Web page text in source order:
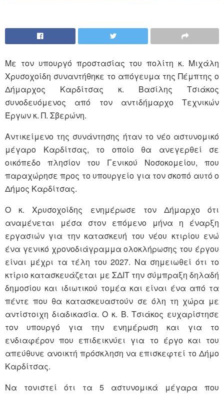
Με τον υπουργό προστασίας του πολίτη κ. Μιχάλη
Χρυσοχοίδη συναντήθηκε το απόγευμα της Πέμπτης ο
Δήμαρχος Καρδίτσας κ. Βασίλης Τσιάκος
συνοδευόμενος από τον αντιδήμαρχο Τεχνικών
Έργων κ. Π. Σβερώνη.
Αντικείμενο της συνάντησης ήταν το νέο αστυνομικό
μέγαρο Καρδίτσας, το οποίο θα ανεγερθεί σε
οικόπεδο πλησίον του Γενικού Νοσοκομείου, που
παραχώρησε προς το υπουργείο για τον σκοπό αυτό ο
Δήμος Καρδίτσας.
Ο κ. Χρυσοχοίδης ενημέρωσε τον Δήμαρχο ότι
αναμένεται μέσα στον επόμενο μήνα η έναρξη
εργασιών για την κατασκευή του νέου κτιρίου ενώ
ένα γενικό χρονοδιάγραμμα ολοκλήρωσης του έργου
είναι μέχρι τα τέλη του 2027. Να σημειωθεί ότι το
κτίριο κατασκευάζεται με ΣΔΙΤ την σύμπραξη δηλαδή
δημοσίου και ιδιωτικού τομέα και είναι ένα από τα
πέντε που θα κατασκευαστούν σε όλη τη χώρα με
αντίστοιχη διαδικασία. Ο κ. Β. Τσιάκος ευχαρίστησε
τον υπουργό για την ενημέρωση και για το
ενδιαφέρον που επιδεικνύει για το έργο και του
απεύθυνε ανοικτή πρόσκληση να επισκεφτεί το Δήμο
Καρδίτσας.
Να τονιστεί ότι τα 5 αστυνομικά μέγαρα που